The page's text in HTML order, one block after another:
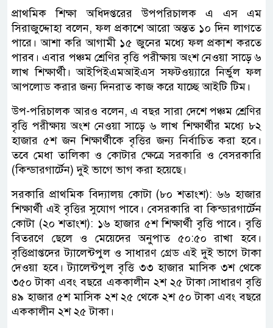
প্রাথমিক শিক্ষা অধিদপ্তরের উপপরিচালক এ এস এম
সিরাজুদ্দোহা বলেন, ফল প্রকাশে আরো অন্তত ১০ দিন লাগতে
পারে। আশা করি আগামী ১৫ জুনের মধ্যে ফল প্রকাশ করতে
পারব। এবার পঞ্চম শ্রেণির বৃত্তি পরীক্ষায় অংশ নেওয়া সাড়ে ৬
লাখ শিক্ষার্থী। আইপিইএমআইএস সফটওয়্যারে নির্ভুল ফল
আপলোড করার জন্য দিনরাত কাজ করে যাচ্ছে আইটি টিম।
উপ-পরিচালক আরও বলেন, এ বছর সারা দেশে পঞ্চম শ্রেণির
বৃত্তি পরীক্ষায় অংশ নেওয়া সাড়ে ৬ লাখ শিক্ষার্থীর মধ্যে ৮২
হাজার ৫শ জন শিক্ষার্থীকে বৃত্তির জন্য নির্বাচিত করা হবে।
তবে মেধা তালিকা ও কোটার ক্ষেত্রে সরকারি ও বেসরকারি
(কিন্ডারগার্টেন) দুই ভাগে ভাগ করা হয়েছে।
সরকারি প্রাথমিক বিদ্যালয় কোটা (৮০ শতাংশ): ৬৬ হাজার
শিক্ষার্থী এই বৃত্তির সুযোগ পাবে। বেসরকারি বা কিন্ডারগার্টেন
কোটা (২০ শতাংশ): ১৬ হাজার ৫শ শিক্ষার্থী বৃত্তি পাবে। বৃত্তি
বিতরণে ছেলে ও মেয়েদের অনুপাত ৫০:৫০ রাখা হবে।
বৃত্তিপ্রাপ্তদের ট্যালেন্টপুল ও সাধারণ গ্রেড এই দুই ভাগে টাকা
দেওয়া হবে। ট্যালেন্টপুল বৃত্তি ৩৩ হাজার মাসিক ৩শ থেকে
৩৫০ টাকা এবং বছরে এককালীন ২শ ২৫ টাকা।সাধারণ বৃত্তি
৪৯ হাজার ৫শ মাসিক ২শ ২৫ থেকে ২শ ৫০ টাকা এবং বছরে
এককালীন ২শ ২৫ টাকা।